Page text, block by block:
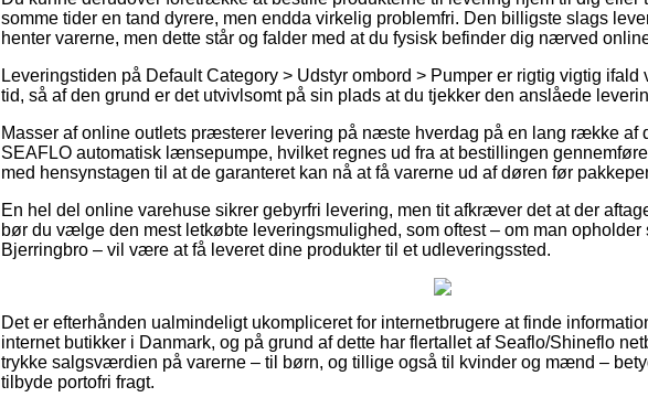
somme tider en tand dyrere, men endda virkelig problemfri. Den billigste slags
henter varerne, men dette står og falder med at du fysisk befinder dig nærved
Leveringstiden på Default Category > Udstyr ombord > Pumper er rigtig vigtig ifald
tid, så af den grund er det utvivlsomt på sin plads at du tjekker den anslåede
Masser af online outlets præsterer levering på næste hverdag på en lang række af
SEAFLO automatisk lænsepumpe, hvilket regnes ud fra at bestillingen
med hensynstagen til at de garanteret kan nå at få varerne ud af døren før
En hel del online varehuse sikrer gebyrfri levering, men tit afkræver det at der
bør du vælge den mest letkøbte leveringsmulighed, som oftest – om man
Bjerringbro – vil være at få leveret dine produkter til et udleveringssted.
Det er efterhånden ualmindeligt ukompliceret for internetbrugere at finde
internet butikker i Danmark, og på grund af dette har flertallet af Seaflo/Shineflo
trykke salgsværdien på varerne – til børn, og tillige også til kvinder og mænd –
tilbyde portofri fragt.